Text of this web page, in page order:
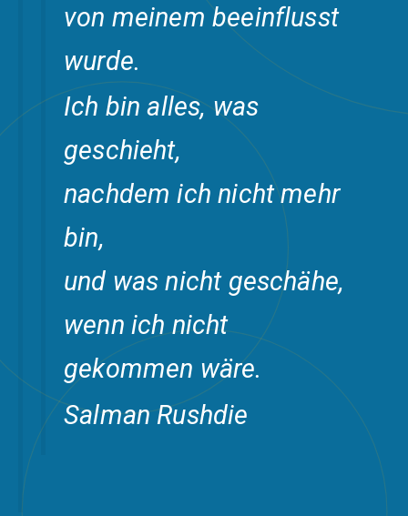
von meinem beeinflusst
wurde.
Ich bin alles, was
geschieht,
nachdem ich nicht mehr
bin,
und was nicht geschähe,
wenn ich nicht
gekommen wäre.
Salman Rushdie